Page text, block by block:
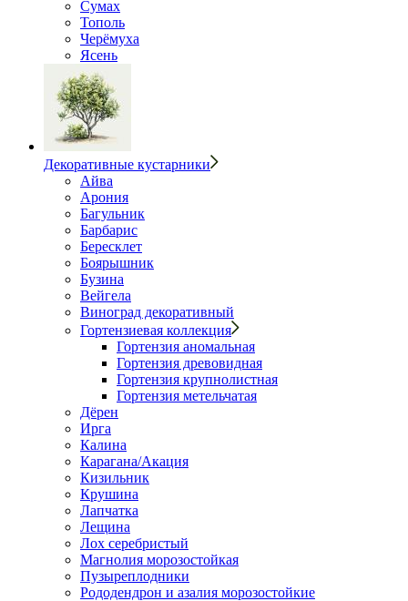
Сумах
Тополь
Черёмуха
Ясень
Декоративные кустарники
Айва
Арония
Багульник
Барбарис
Бересклет
Боярышник
Бузина
Вейгела
Виноград декоративный
Гортензиевая коллекция
Гортензия аномальная
Гортензия древовидная
Гортензия крупнолистная
Гортензия метельчатая
Дёрен
Ирга
Калина
Карагана/Акация
Кизильник
Крушина
Лапчатка
Лещина
Лох серебристый
Магнолия морозостойкая
Пузыреплодники
Рододендрон и азалия морозостойкие